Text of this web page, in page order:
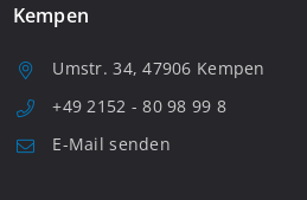
Kempen
Umstr. 34, 47906 Kempen
+49 2152 - 80 98 99 8
E-Mail senden